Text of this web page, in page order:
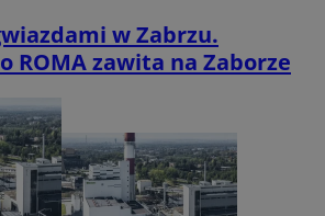
w Zabrzu.
ROMA zawita na Zaborze